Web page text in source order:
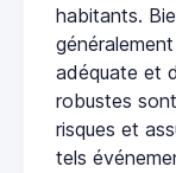
habitants.
adéquate et
robustes
risques et
tels